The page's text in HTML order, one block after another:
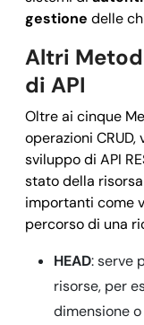
gestione delle
Altri
di API
Oltre ai cinque
operazioni
sviluppo di API
stato della
importanti come
percorso di una
HEAD: serve
risorse, per
dimensione